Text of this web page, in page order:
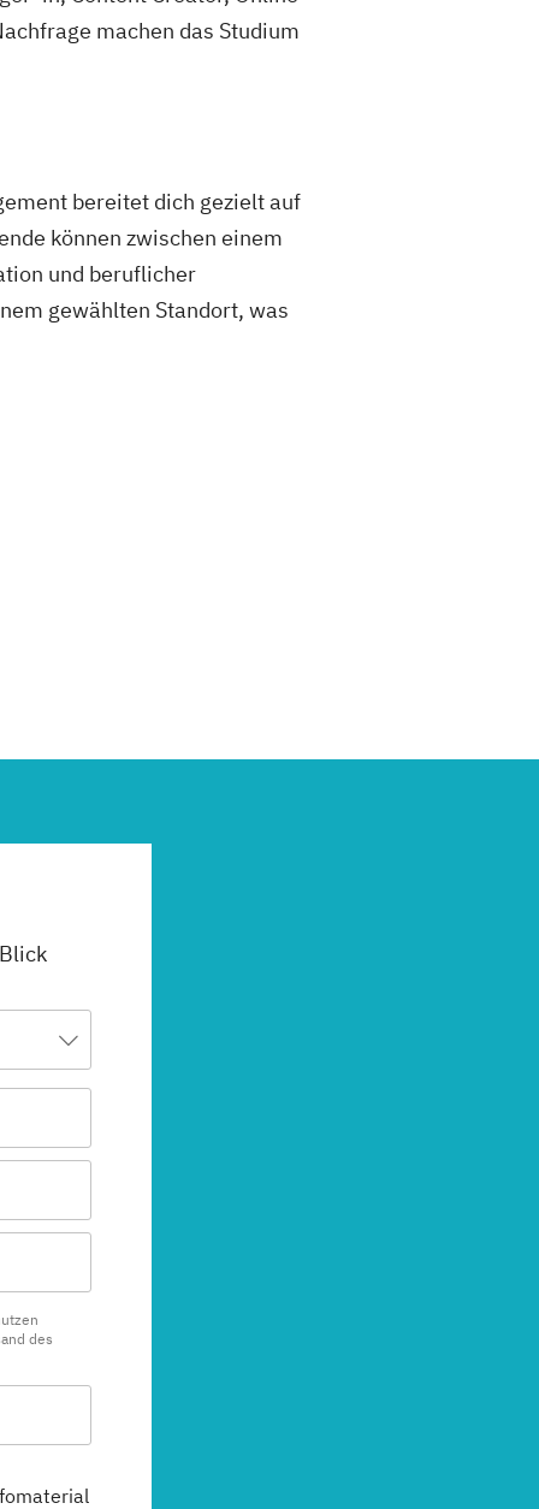
machen das Studium
bereitet dich gezielt auf
können zwischen einem
und beruflicher
gewählten Standort, was
des